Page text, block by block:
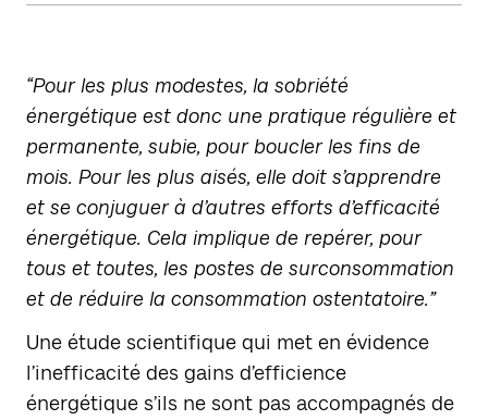
“Pour les plus modestes, la sobriété
énergétique est donc une pratique régulière et
permanente, subie, pour boucler les fins de
mois. Pour les plus aisés, elle doit s’apprendre
et se conjuguer à d’autres efforts d’efficacité
énergétique. Cela implique de repérer, pour
tous et toutes, les postes de surconsommation
et de réduire la consommation ostentatoire.”
Une étude scientifique qui met en évidence
l’inefficacité des gains d’efficience
énergétique s’ils ne sont pas accompagnés de